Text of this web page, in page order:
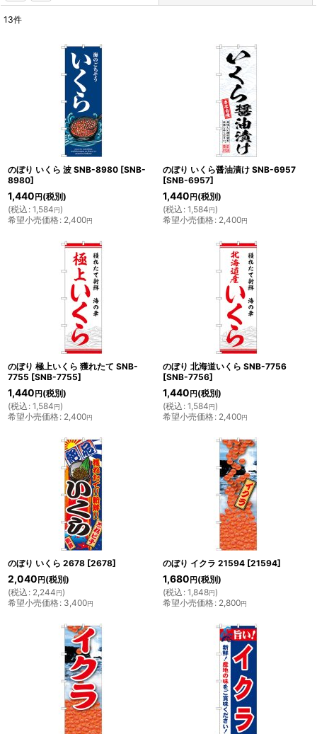
13件
のぼり いくら 波 SNB-8980 [SNB-
8980]
1,440 円 (税別)
(税込 : 1,584円)
希望小売価格: 2,400円
のぼり いくら醤油漬け SNB-6957
[SNB-6957]
1,440 円 (税別)
(税込 : 1,584円)
希望小売価格: 2,400円
のぼり 極上いくら 獲れたて SNB-
7755 [SNB-7755]
1,440 円 (税別)
(税込 : 1,584円)
希望小売価格: 2,400円
のぼり 北海道いくら SNB-7756
[SNB-7756]
1,440 円 (税別)
(税込 : 1,584円)
希望小売価格: 2,400円
のぼり いくら 2678 [2678]
2,040 円 (税別)
(税込 : 2,244円)
希望小売価格: 3,400円
のぼり イクラ 21594 [21594]
1,680 円 (税別)
(税込 : 1,848円)
希望小売価格: 2,800円